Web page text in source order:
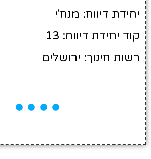
יחידת דיווח: מנח'י
קוד יחידת דיווח: 13
רשות חינוך: ירושלים